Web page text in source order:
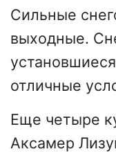
Сильные
выходные.
отличные
Еще четыре
Аксамер